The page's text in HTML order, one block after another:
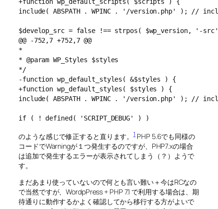
+function wp_default_scripts( $scripts ) {
include( ABSPATH . WPINC . '/version.php' ); //
$develop_src = false !== strpos( $wp_version, '-
@@ -752,7 +752,7 @@
*
* @param WP_Styles $styles
*/
-function wp_default_styles( &$styles ) {
+function wp_default_styles( $styles ) {
include( ABSPATH . WPINC . '/version.php' ); //
if ( ! defined( 'SCRIPT_DEBUG' ) )
のような感じで修正すると直ります。1PHP 5.6でも同様の
コードでWarningが１つ発生するのですが、PHP7.xの場合
は追加で発生するエラーが表示されてしまう（？）ようで
す。
まだあまり使っていないので何とも言い難い＋今はRCなの
で当然ですが、WordpPress + PHP 7.1 で利用する場合は、期
待通りに動作するかよく確認してから移行する方がよいで